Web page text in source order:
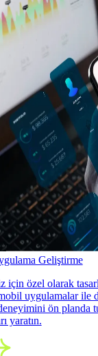
Geliştirme
için özel olarak
uygulamalar ile
ön planda
yaratın.